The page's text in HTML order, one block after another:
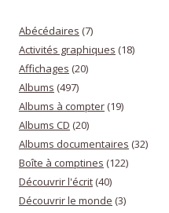
Abécédaires (7)
Activités graphiques (18)
Affichages (20)
Albums (497)
Albums à compter (19)
Albums CD (20)
Albums documentaires (32)
Boîte à comptines (122)
Découvrir l'écrit (40)
Découvrir le monde (3)